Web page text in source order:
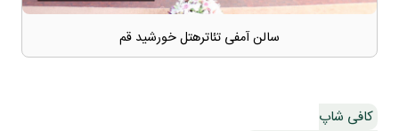
سالن آمفی تئاترهتل خورشید قم
کافی شاپ